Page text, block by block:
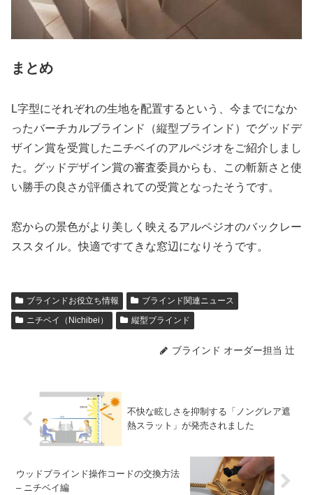
まとめ
L字型にそれぞれの生地を配置するという、今までになか
ったバーチカルブラインド（縦型ブラインド）でグッドデ
ザイン賞を受賞したニチベイのアルペジオをご紹介しまし
た。グッドデザイン賞の審査委員からも、この斬新さと使
い勝手の良さが評価されての受賞となったそうです。
窓からの景色がより美しく映えるアルペジオのバックレー
ススタイル。快適ですてきな窓辺になりそうです。
ブラインドお役立ち情報
ブラインド関連ニュース
ニチベイ（Nichibei）
縦型ブラインド
ブラインド オーダー担当 辻
不快な眩しさを抑制する「ノングレア遮
熱スラット」が発売されました
ウッドブラインド操作コードの交換方法
– ニチベイ編